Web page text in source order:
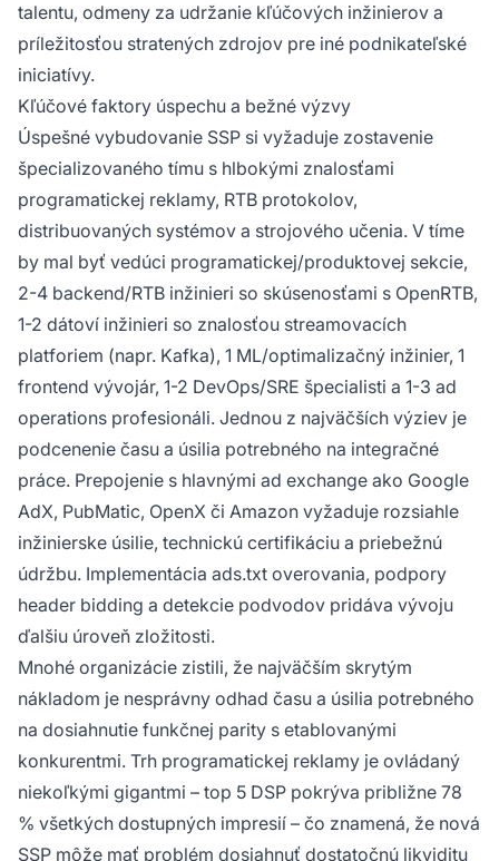
talentu, odmeny za udržanie kľúčových inžinierov a
príležitosťou stratených zdrojov pre iné podnikateľské
iniciatívy.
Kľúčové faktory úspechu a bežné výzvy
Úspešné vybudovanie SSP si vyžaduje zostavenie
špecializovaného tímu s hlbokými znalosťami
programatickej reklamy, RTB protokolov,
distribuovaných systémov a strojového učenia. V tíme
by mal byť vedúci programatickej/produktovej sekcie,
2-4 backend/RTB inžinieri so skúsenosťami s OpenRTB,
1-2 dátoví inžinieri so znalosťou streamovacích
platforiem (napr. Kafka), 1 ML/optimalizačný inžinier, 1
frontend vývojár, 1-2 DevOps/SRE špecialisti a 1-3 ad
operations profesionáli. Jednou z najväčších výziev je
podcenenie času a úsilia potrebného na integračné
práce. Prepojenie s hlavnými ad exchange ako Google
AdX, PubMatic, OpenX či Amazon vyžaduje rozsiahle
inžinierske úsilie, technickú certifikáciu a priebežnú
údržbu. Implementácia ads.txt overovania, podpory
header bidding a detekcie podvodov pridáva vývoju
ďalšiu úroveň zložitosti.
Mnohé organizácie zistili, že najväčším skrytým
nákladom je nesprávny odhad času a úsilia potrebného
na dosiahnutie funkčnej parity s etablovanými
konkurentmi. Trh programatickej reklamy je ovládaný
niekoľkými gigantmi – top 5 DSP pokrýva približne 78
% všetkých dostupných impresií – čo znamená, že nová
SSP môže mať problém dosiahnuť dostatočnú likviditu